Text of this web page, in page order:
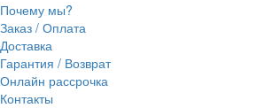
Почему мы?
Заказ / Оплата
Доставка
Гарантия / Возврат
Онлайн рассрочка
Контакты